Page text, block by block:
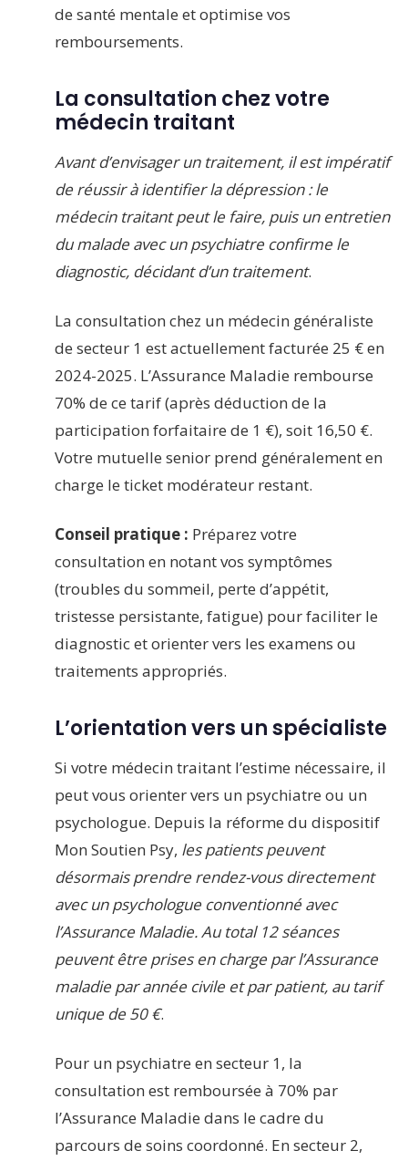
de santé mentale et optimise vos
remboursements.
La consultation chez votre
médecin traitant
Avant d’envisager un traitement, il est impératif
de réussir à identifier la dépression : le
médecin traitant peut le faire, puis un entretien
du malade avec un psychiatre confirme le
diagnostic, décidant d’un traitement.
La consultation chez un médecin généraliste
de secteur 1 est actuellement facturée 25 € en
2024-2025. L’Assurance Maladie rembourse
70% de ce tarif (après déduction de la
participation forfaitaire de 1 €), soit 16,50 €.
Votre mutuelle senior prend généralement en
charge le ticket modérateur restant.
Conseil pratique : Préparez votre
consultation en notant vos symptômes
(troubles du sommeil, perte d’appétit,
tristesse persistante, fatigue) pour faciliter le
diagnostic et orienter vers les examens ou
traitements appropriés.
L’orientation vers un spécialiste
Si votre médecin traitant l’estime nécessaire, il
peut vous orienter vers un psychiatre ou un
psychologue. Depuis la réforme du dispositif
Mon Soutien Psy, les patients peuvent
désormais prendre rendez-vous directement
avec un psychologue conventionné avec
l’Assurance Maladie. Au total 12 séances
peuvent être prises en charge par l’Assurance
maladie par année civile et par patient, au tarif
unique de 50 €.
Pour un psychiatre en secteur 1, la
consultation est remboursée à 70% par
l’Assurance Maladie dans le cadre du
parcours de soins coordonné. En secteur 2,